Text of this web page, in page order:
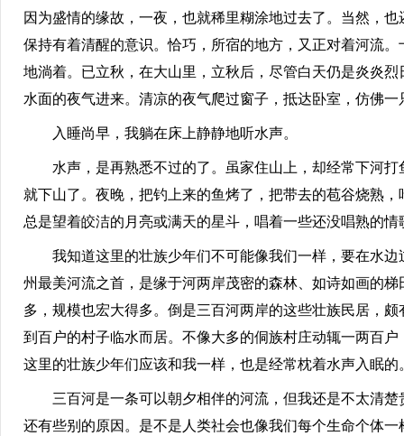
因为盛情的缘故，一夜，也就稀里糊涂地过去了。当然，
保持有着清醒的意识。恰巧，所宿的地方，又正对着河流
地淌着。已立秋，在大山里，立秋后，尽管白天仍是炎炎
水面的夜气进来。清凉的夜气爬过窗子，抵达卧室，仿佛
入睡尚早，我躺在床上静静地听水声。
水声，是再熟悉不过的了。虽家住山上，却经常下河打
就下山了。夜晚，把钓上来的鱼烤了，把带去的苞谷烧熟
总是望着皎洁的月亮或满天的星斗，唱着一些还没唱熟的
我知道这里的壮族少年们不可能像我们一样，要在水边
州最美河流之首，是缘于河两岸茂密的森林、如诗如画的
多，规模也宏大得多。倒是三百河两岸的这些壮族民居，
到百户的村子临水而居。不像大多的侗族村庄动辄一两百
这里的壮族少年们应该和我一样，也是经常枕着水声入眠的
三百河是一条可以朝夕相伴的河流，但我还是不太清楚
还有些别的原因。是不是人类社会也像我们每个生命个体